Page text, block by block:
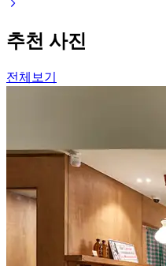
추천 사진
전체보기